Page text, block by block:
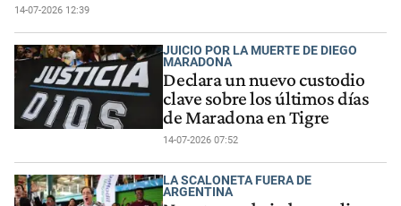
14-07-2026 12:39
JUICIO POR LA MUERTE DE DIEGO
MARADONA
Declara un nuevo custodio
clave sobre los últimos días
de Maradona en Tigre
14-07-2026 07:52
LA SCALONETA FUERA DE
ARGENTINA